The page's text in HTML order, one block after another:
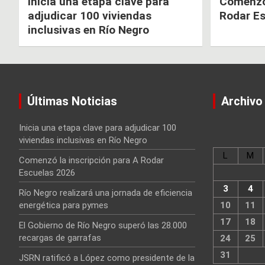
adjudicar 100 viviendas
inclusivas en Río Negro
Rodar
Últimas Noticias
Inicia una etapa clave para adjudicar 100
viviendas inclusivas en Río Negro
Comenzó la inscripción para A Rodar
Escuelas 2026
Río Negro realizará una jornada de eficiencia
energética para pymes
El Gobierno de Río Negro superó las 28.000
recargas de garrafas
JSRN ratificó a López como presidente de la
Archivo
L M
3
4
10
11
17
18
24
25
31